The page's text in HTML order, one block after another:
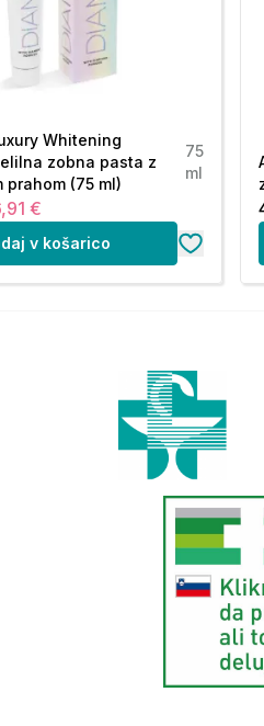
Whitening
zobna pasta z
prahom (75 ml)
75
ml
€
v košarico